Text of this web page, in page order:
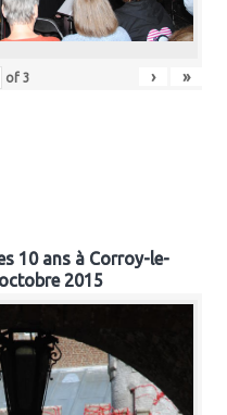
of3 › »
10 ans à Corroy-le-
2015